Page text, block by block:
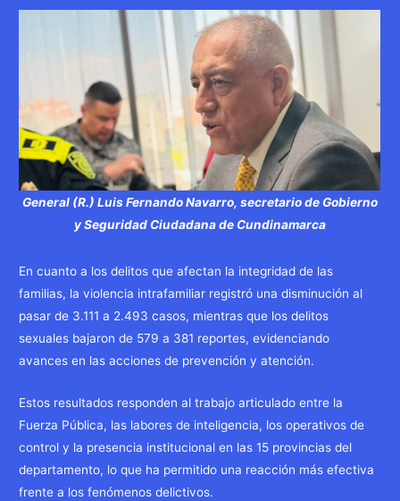
General (R.) Luis Fernando Navarro, secretario de Gobierno
y Seguridad Ciudadana de Cundinamarca
En cuanto a los delitos que afectan la integridad de las
familias, la violencia intrafamiliar registró una disminución al
pasar de 3.111 a 2.493 casos, mientras que los delitos
sexuales bajaron de 579 a 381 reportes, evidenciando
avances en las acciones de prevención y atención.
Estos resultados responden al trabajo articulado entre la
Fuerza Pública, las labores de inteligencia, los operativos de
control y la presencia institucional en las 15 provincias del
departamento, lo que ha permitido una reacción más efectiva
frente a los fenómenos delictivos.